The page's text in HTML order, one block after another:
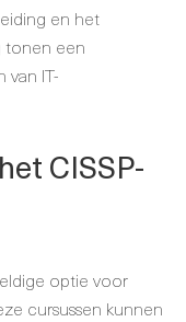
en het
tonen een
IT-
CISSP-
optie voor
cursussen kunnen